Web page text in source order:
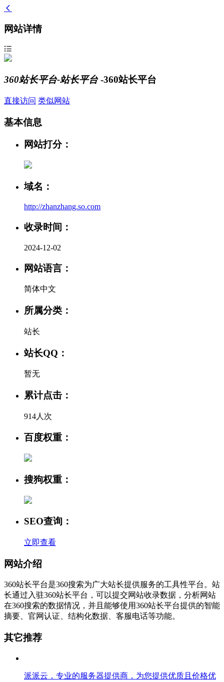
网站详情
360站长平台-站长平台-360站长平台
直接访问 类似网站
基本信息
网站打分：
域名：
http://zhanzhang.so.com
收录时间：
2024-12-02
网站语言：
简体中文
所属分类：
站长
站长QQ：
暂无
累计点击：
914人次
百度权重：
搜狗权重：
SEO查询：
立即查看
网站介绍
360站长平台是360搜索为广大站长提供服务的工具性平台。站
长通过入驻360站长平台，可以提交网站收录数据，分析网站
在360搜索的数据情况，并且能够使用360站长平台提供的智能
摘要、官网认证、结构化数据、客服电话等功能。
其它推荐
派派云，专业的服务器提供商，为您提供优质且价格优